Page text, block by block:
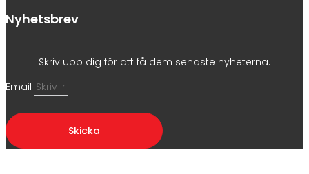
Nyhetsbrev
Skriv upp dig för att få dem senaste nyheterna.
Email
Skicka